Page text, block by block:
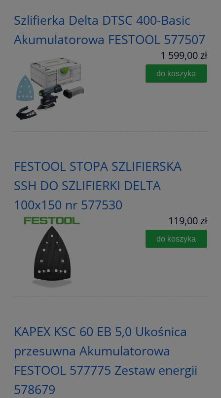
Szlifierka Delta DTSC 400-Basic
Akumulatorowa FESTOOL 577507
1 599,00 zł
do koszyka
FESTOOL STOPA SZLIFIERSKA
SSH DO SZLIFIERKI DELTA
100x150 nr 577530
119,00 zł
do koszyka
KAPEX KSC 60 EB 5,0 Ukośnica
przesuwna Akumulatorowa
FESTOOL 577775 Zestaw energii
578679